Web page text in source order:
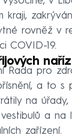
kraji,
rovněž v
COVID-19.
Rada pro
a to s
na
a na
zařízení.